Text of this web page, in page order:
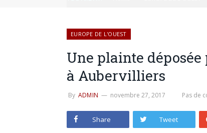
EUROPE DE L'OUEST
Une plainte
à Aubervilliers
By ADMIN novembre 27, 2017 Pas de
Share Tweet